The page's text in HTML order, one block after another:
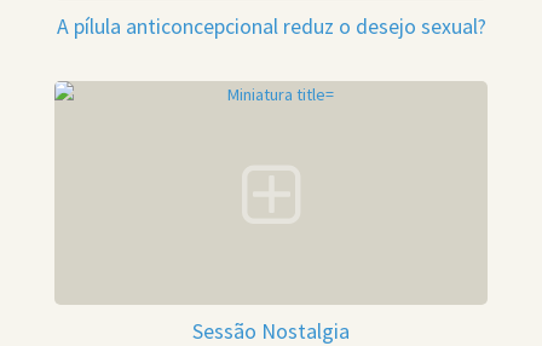
A pílula anticoncepcional reduz o desejo sexual?
Sessão Nostalgia